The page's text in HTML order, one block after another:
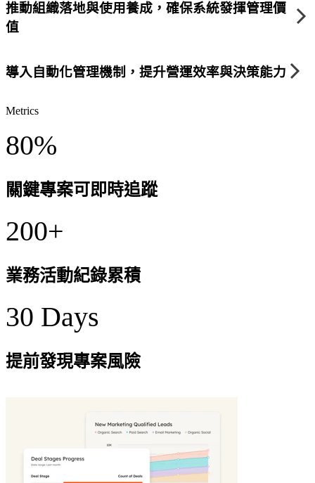
推動組織落地與使用養成，確保系統發揮管理價
值
導入自動化管理機制，提升營運效率與決策能力
Metrics
80%
關鍵專案可即時追蹤
200+
業務活動紀錄累積
30 Days
提前發現專案風險